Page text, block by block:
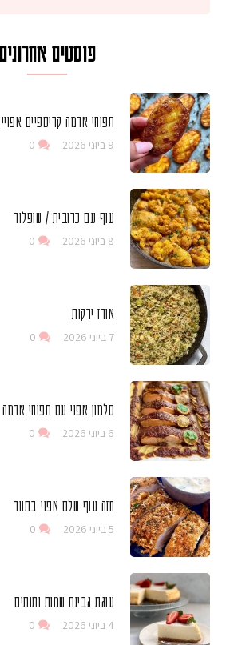
פוסטים אחרונים
תפוחי אדמה קריספיים
9 ביוני 2026 0
עוף עם כרובית / שופלור
8 ביוני 2026 0
אורז ירקות
7 ביוני 2026 0
סלמון אפוי עם תפוחי אדמה
6 ביוני 2026 0
חזה עוף שלם אפוי בתנור
5 ביוני 2026 0
עוגת גבינת שמנת ותותים
4 ביוני 2026 0